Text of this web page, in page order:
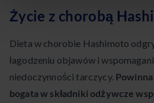
Życie z chorobą
Dieta w chorobie Hashimoto
łagodzeniu objawów i
niedoczynności tarczycy.
bogata w składniki odżywcze